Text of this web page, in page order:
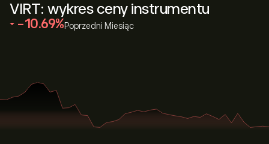
VIRT: wykres ceny instrumentu
‎-10.69‎ Poprzedni Miesiąc